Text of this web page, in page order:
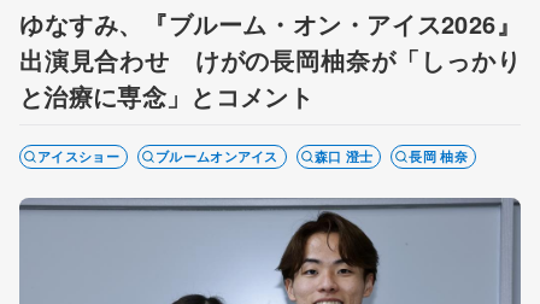
ゆなすみ、『ブルーム・オン・アイス2026』
出演見合わせ けがの長岡柚奈が「しっかり
と治療に専念」とコメント
アイスショー ブルームオンアイス 森口 澄士 長岡 柚奈